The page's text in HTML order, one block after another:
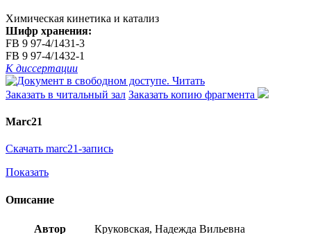
Химическая кинетика и катализ
Шифр хранения:
FB 9 97-4/1431-3
FB 9 97-4/1432-1
К диссертации
Читать
Заказать в читальный зал Заказать копию фрагмента
Marc21
Скачать marc21-запись
Показать
Описание
Автор Круковская, Надежда Вильевна